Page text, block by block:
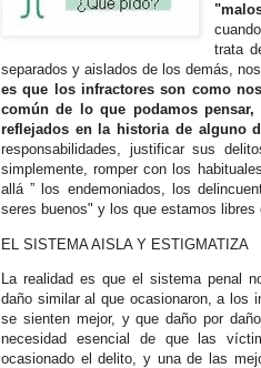
trata
separados y aislados de los demás,
es que los infractores son como
común de lo que podamos
reflejados en la historia de alguno
responsabilidades, justificar sus
simplemente, romper con los
allá ” los endemoniados, los
seres buenos" y los que estamos
EL SISTEMA AISLA Y ESTIGMATIZA
La realidad es que el sistema penal
daño similar al que ocasionaron, a los
se sienten mejor, y que daño por
necesidad esencial de que las
ocasionado el delito, y una de las